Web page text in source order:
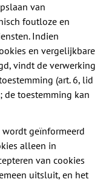
van
foutloze en
Indien
en vergelijkbare
vindt de verwerking
(art. 6, lid
de toestemming kan
geïnformeerd
alleen in
van cookies
uitsluit, en het